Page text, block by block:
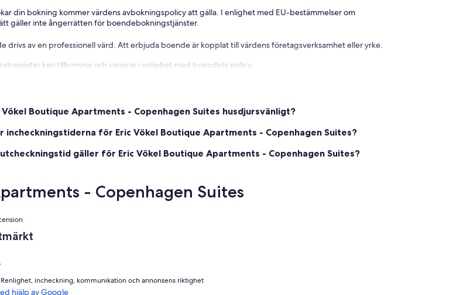
din bokning kommer värdens avbokningspolicy att gälla. I enlighet med EU-bestämmelser om
gäller inte ångerrätten för boendebokningstjänster.
drivs av en professionell värd. Att erbjuda boende är kopplat till värdens företagsverksamhet eller yrke.
kan tillkomma och varierar i enlighet med boendets policy.
Vökel Boutique Apartments - Copenhagen Suites husdjursvänligt?
incheckningstiderna för Eric Vökel Boutique Apartments - Copenhagen Suites?
gäller för Eric Vökel Boutique Apartments - Copenhagen Suites?
- Copenhagen Suites
incheckning, kommunikation och annonsens riktighet
hjälp av Google